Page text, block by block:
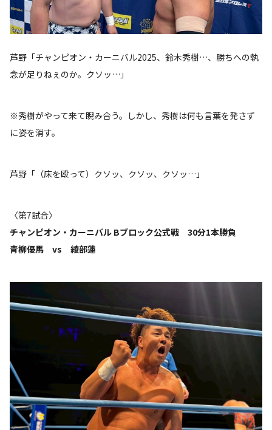
芦野「チャンピオン・カーニバル2025、鈴木秀樹…、勝ちへの執
念が足りねぇのか。クソッ…」
※秀樹がやって来て睨み合う。しかし、秀樹は何も言葉を発さず
に姿を消す。
芦野「（床を殴って）クソッ、クソッ、クソッ…」
〈第7試合〉
チャンピオン・カーニバル Bブロック公式戦 30分1本勝負
青柳優馬 vs 綾部蓮